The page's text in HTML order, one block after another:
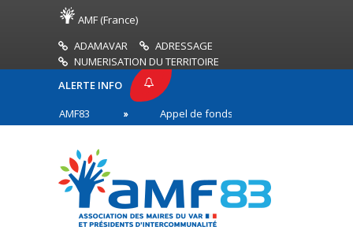
AMF (France)
ADAMAVAR
ADRESSAGE
NUMERISATION DU TERRITOIRE
ALERTE INFO
AMF83
Appel de fonds incendies de forêt
en première ligne